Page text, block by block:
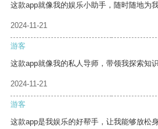
这款app就像我的娱乐小助手，随时随地为
2024-11-21
游客
这款app就像我的私人导师，带领我探索知识
2024-11-21
游客
这款app是我娱乐的好帮手，让我能够放松